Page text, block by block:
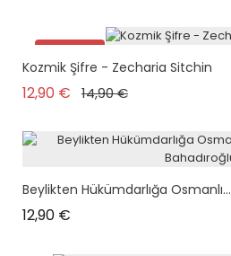
Promo !
Kozmik Şifre - Zecharia Sitchin
12,90 € Prix de base
14,90 €Prix
Beylikten Hükümdarlığa Osmanlı...
12,90 €